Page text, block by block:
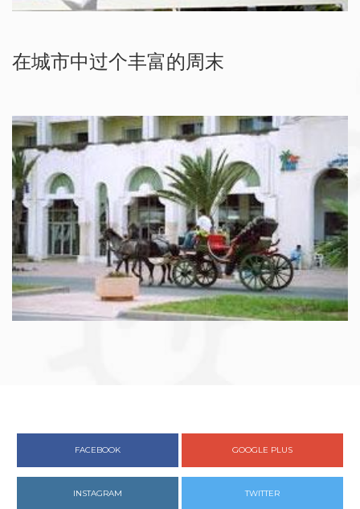
在城市中过个丰富的周末
FACEBOOK GOOGLE PLUS
INSTAGRAM TWITTER